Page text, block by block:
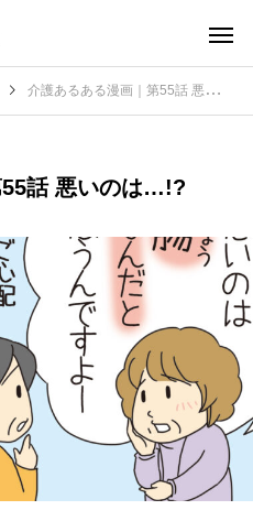
介護あるある漫画｜第55話 悪いのは…!?
55話 悪いのは…!?